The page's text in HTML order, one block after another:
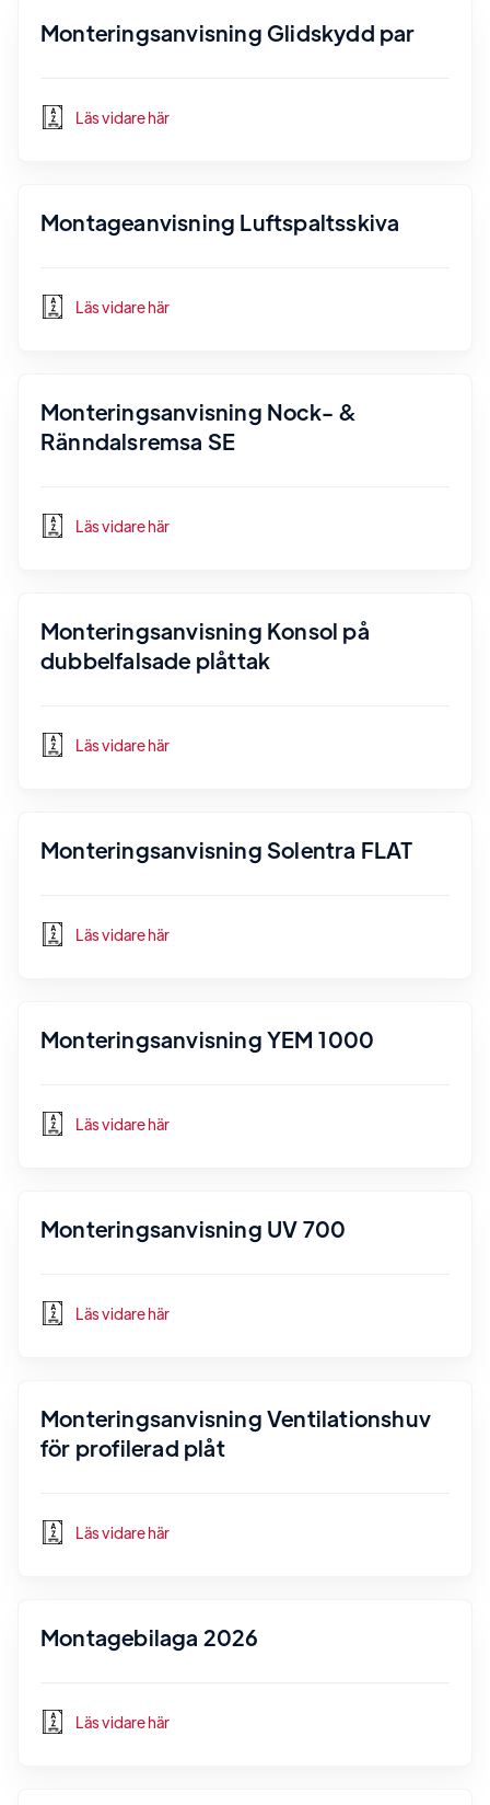
Monteringsanvisning Glidskydd par
Läs vidare här
Montageanvisning Luftspaltsskiva
Läs vidare här
Monteringsanvisning Nock- &
Ränndalsremsa SE
Läs vidare här
Monteringsanvisning Konsol på
dubbelfalsade plåttak
Läs vidare här
Monteringsanvisning Solentra FLAT
Läs vidare här
Monteringsanvisning YEM 1000
Läs vidare här
Monteringsanvisning UV 700
Läs vidare här
Monteringsanvisning Ventilationshuv
för profilerad plåt
Läs vidare här
Montagebilaga 2026
Läs vidare här